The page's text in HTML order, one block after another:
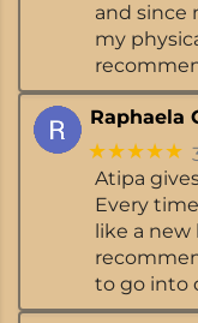
and since
my
Raphaela
★★★★★
Atipa
Every
like a new
to go into